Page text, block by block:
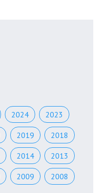
2024 2023
2019 2018
2014 2013
2009 2008